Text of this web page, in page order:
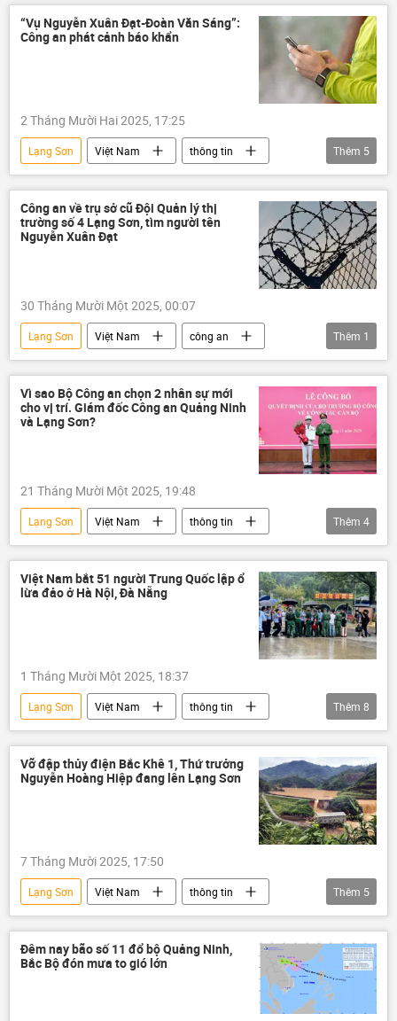
giết người
vụ giết người
công an
Bộ Công an Việt Nam
“Vụ Nguyễn Xuân Đạt-Đoàn Văn Sáng”:
Công an phát cảnh báo khẩn
2 Tháng Mười Hai 2025, 17:25
Lạng Sơn Việt Nam
thông tin
Xã hội
công an
Pháp luật
tội phạm
Bắc Ninh
Thêm 5
Công an về trụ sở cũ Đội Quản lý thị
trường số 4 Lạng Sơn, tìm người tên
Nguyễn Xuân Đạt
30 Tháng Mười Một 2025, 00:07
Lạng Sơn Việt Nam
công an
Pháp luật
Thêm 1
Vì sao Bộ Công an chọn 2 nhân sự mới
cho vị trí. Giám đốc Công an Quảng Ninh
và Lạng Sơn?
21 Tháng Mười Một 2025, 19:48
Lạng Sơn Việt Nam
thông tin
Bộ Công an Việt Nam
Quảng Ninh
Chính trị
công an
Thêm 4
Việt Nam bắt 51 người Trung Quốc lập ổ
lừa đảo ở Hà Nội, Đà Nẵng
1 Tháng Mười Một 2025, 18:37
Lạng Sơn Việt Nam
thông tin
lừa đảo
Trung Quốc
công an
Đà Nẵng
Hà Nội
Pháp luật
tội phạm
Bộ Công an Việt Nam
Thêm 8
Vỡ đập thủy điện Bắc Khê 1, Thứ trưởng
Nguyễn Hoàng Hiệp đang lên Lạng Sơn
7 Tháng Mười 2025, 17:50
Lạng Sơn Việt Nam
thông tin
Xã hội
Mưa bão, lũ lụt lịch sử, thiên tai kinh hoàng ở Việt Nam
mưa
lũ lụt
Thêm 5
Đêm nay bão số 11 đổ bộ Quảng Ninh,
Bắc Bộ đón mưa to gió lớn